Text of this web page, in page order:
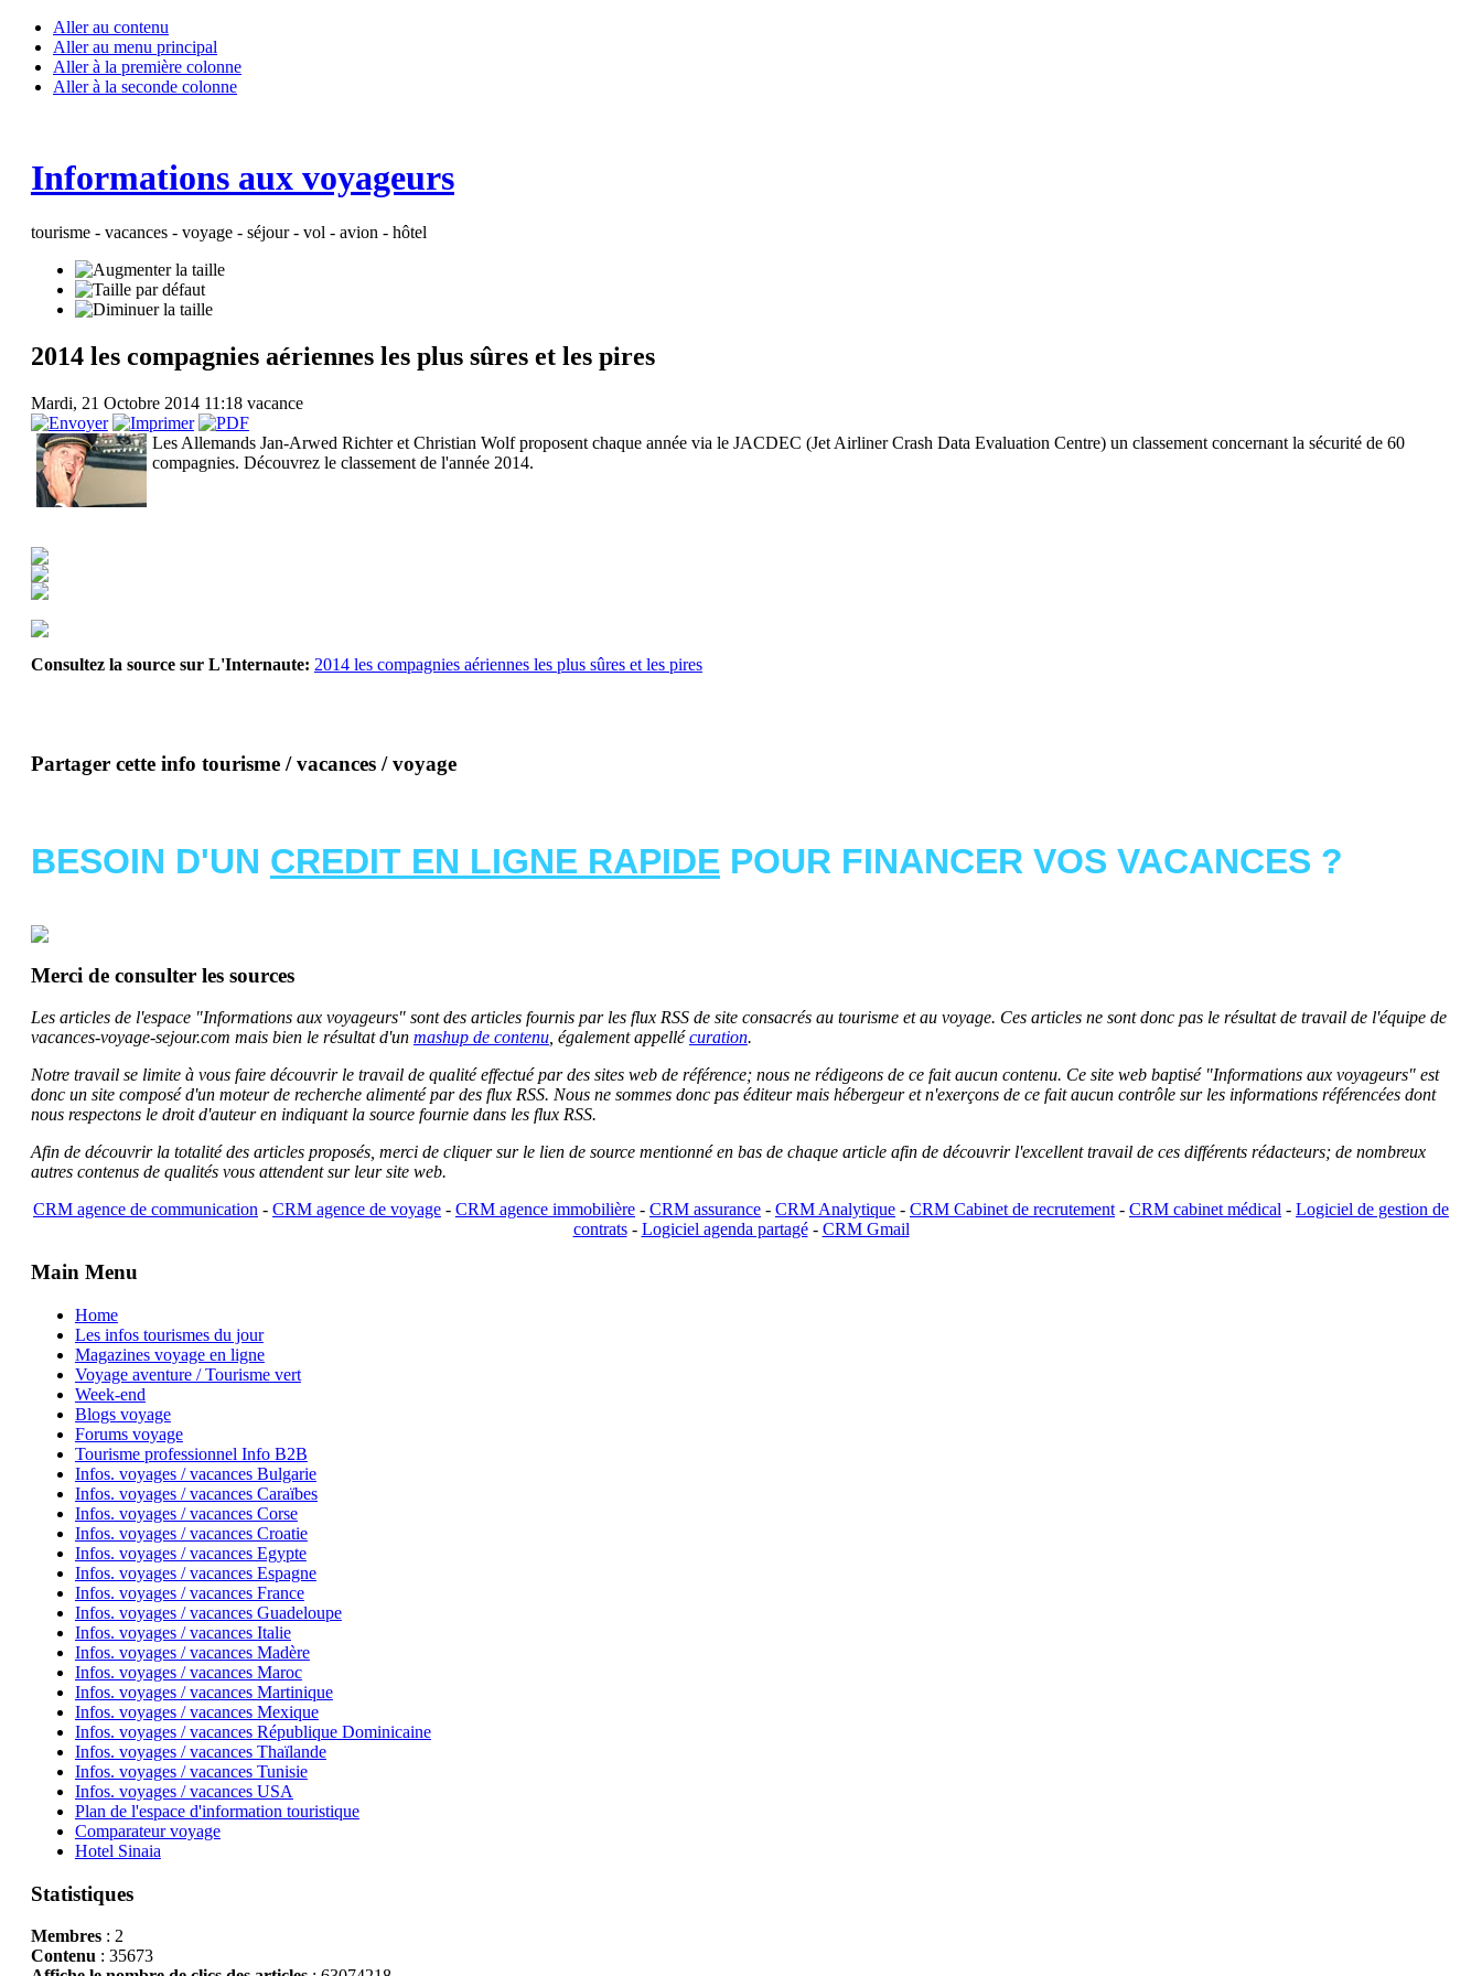
Aller au contenu
Aller au menu principal
Aller à la première colonne
Aller à la seconde colonne
Informations aux voyageurs
tourisme - vacances - voyage - séjour - vol - avion - hôtel
2014 les compagnies aériennes les plus sûres et les pires
Mardi, 21 Octobre 2014 11:18 vacance
Les Allemands Jan-Arwed Richter et Christian Wolf proposent chaque année via le JACDEC (Jet Airliner Crash Data Evaluation Centre) un classement concernant la sécurité de 60
compagnies. Découvrez le classement de l'année 2014.
Consultez la source sur L'Internaute: 2014 les compagnies aériennes les plus sûres et les pires
Partager cette info tourisme / vacances / voyage
BESOIN D'UN CREDIT EN LIGNE RAPIDE POUR FINANCER VOS VACANCES ?
Merci de consulter les sources
Les articles de l'espace "Informations aux voyageurs" sont des articles fournis par les flux RSS de site consacrés au tourisme et au voyage. Ces articles ne sont donc pas le résultat de travail de l'équipe de
vacances-voyage-sejour.com mais bien le résultat d'un mashup de contenu, également appellécuration.
Notre travail se limite à vous faire découvrir le travail de qualité effectué par des sites web de référence; nous ne rédigeons de ce fait aucun contenu. Ce site web baptisé "Informations aux voyageurs" est
donc un site composé d'un moteur de recherche alimenté par des flux RSS. Nous ne sommes donc pas éditeur mais hébergeur et n'exerçons de ce fait aucun contrôle sur les informations référencées dont
nous respectons le droit d'auteur en indiquant la source fournie dans les flux RSS.
Afin de découvrir la totalité des articles proposés, merci de cliquer sur le lien de source mentionné en bas de chaque article afin de découvrir l'excellent travail de ces différents rédacteurs; de nombreux
autres contenus de qualités vous attendent sur leur site web.
CRM agence de communication - CRM agence de voyage - CRM agence immobilière - CRM assurance - CRM Analytique - CRM Cabinet de recrutement- CRM cabinet médical - Logiciel de gestion de
contrats- Logiciel agenda partagé- CRM Gmail
Main Menu
Home
Les infos tourismes du jour
Magazines voyage en ligne
Voyage aventure / Tourisme vert
Week-end
Blogs voyage
Forums voyage
Tourisme professionnel Info B2B
Infos. voyages / vacances Bulgarie
Infos. voyages / vacances Caraïbes
Infos. voyages / vacances Corse
Infos. voyages / vacances Croatie
Infos. voyages / vacances Egypte
Infos. voyages / vacances Espagne
Infos. voyages / vacances France
Infos. voyages / vacances Guadeloupe
Infos. voyages / vacances Italie
Infos. voyages / vacances Madère
Infos. voyages / vacances Maroc
Infos. voyages / vacances Martinique
Infos. voyages / vacances Mexique
Infos. voyages / vacances République Dominicaine
Infos. voyages / vacances Thaïlande
Infos. voyages / vacances Tunisie
Infos. voyages / vacances USA
Plan de l'espace d'information touristique
Comparateur voyage
Hotel Sinaia
Statistiques
Membres: 2
Contenu : 35673